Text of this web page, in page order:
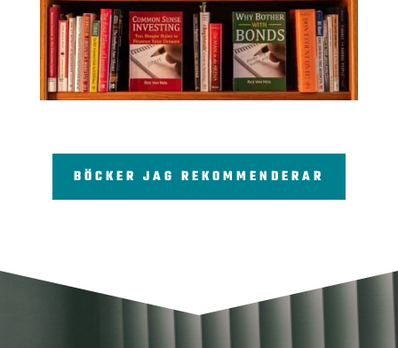
BÖCKER JAG REKOMMENDERAR